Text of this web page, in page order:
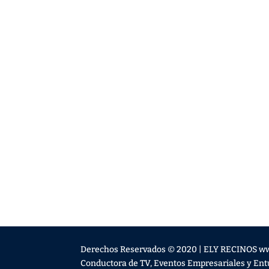
Derechos Reservados © 2020 | ELY RECINOS
Conductora de TV, Eventos Empresariales y